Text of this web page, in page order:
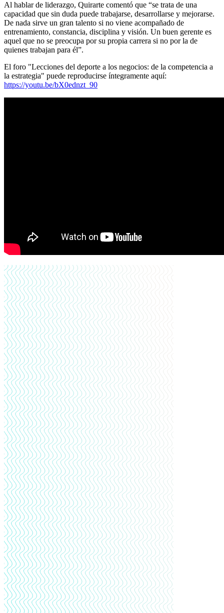
Al hablar de liderazgo, Quirarte comentó que “se trata de una
capacidad que sin duda puede trabajarse, desarrollarse y mejorarse.
De nada sirve un gran talento si no viene acompañado de
entrenamiento, constancia, disciplina y visión. Un buen gerente es
aquel que no se preocupa por su propia carrera si no por la de
quienes trabajan para él”.
El foro "Lecciones del deporte a los negocios: de la competencia a
la estrategia" puede reproducirse íntegramente aquí:
https://youtu.be/bX0ednzt_90